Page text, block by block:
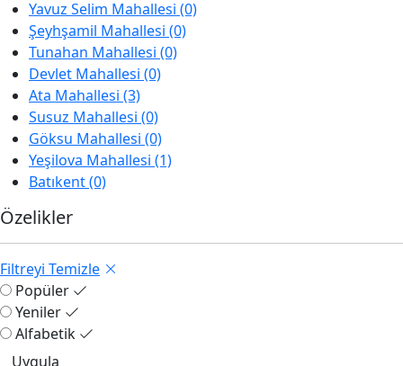
Yavuz Selim Mahallesi (0)
Şeyhşamil Mahallesi (0)
Tunahan Mahallesi (0)
Devlet Mahallesi (0)
Ata Mahallesi (3)
Susuz Mahallesi (0)
Göksu Mahallesi (0)
Yeşilova Mahallesi (1)
Batıkent (0)
Özelikler
Filtreyi Temizle
Popüler
Yeniler
Alfabetik